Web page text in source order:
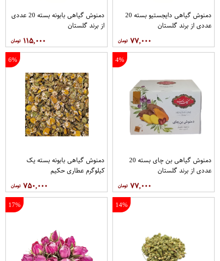
دمنوش گیاهی دایجستیو بسته 20
عددی از برند گلستان
۷۷,۰۰۰
دمنوش گیاهی بابونه بسته 20 عددی
از برند گلستان
۱۱۵,۰۰۰
4%
دمنوش گیاهی بن چای بسته 20
عددی از برند گلستان
۷۷,۰۰۰
6%
دمنوش گیاهی بابونه بسته یک
کیلوگرم عطاری حکیم
۷۵۰,۰۰۰
14%
17%